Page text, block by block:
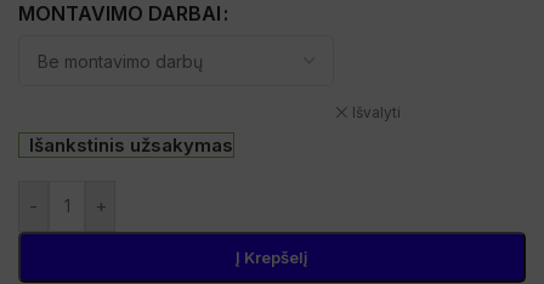
MONTAVIMO DARBAI
Išvalyti
Išankstinis užsakymas
- +
Į Krepšelį